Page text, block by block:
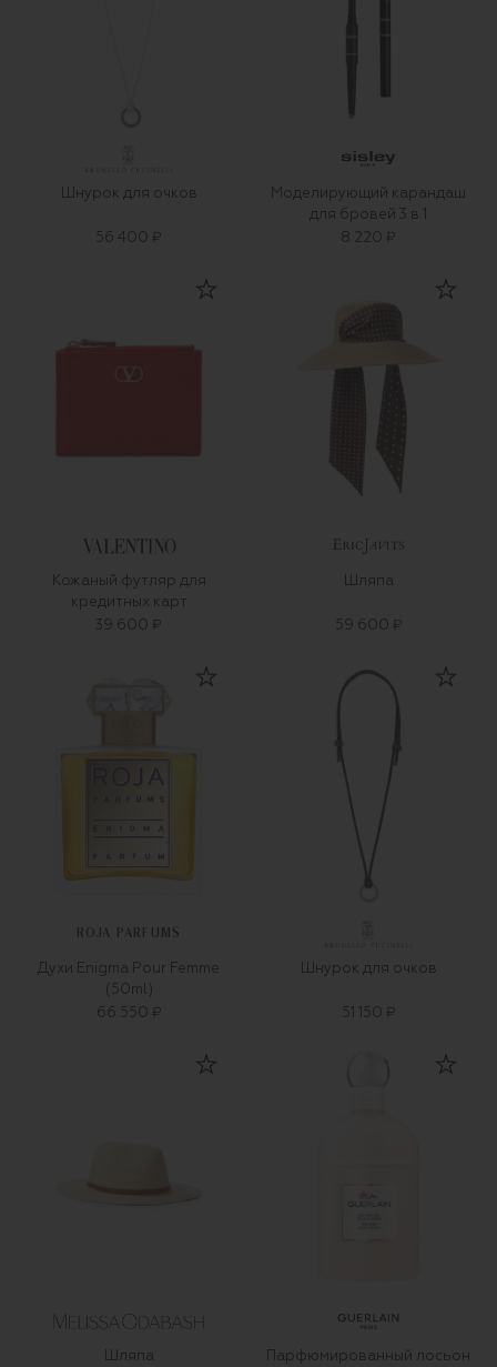
Шнурок для очков
56 400 ₽
Моделирующий карандаш
для бровей 3 в 1
8 220 ₽
Кожаный футляр для
кредитных карт
39 600 ₽
Шляпа
59 600 ₽
ROJA PARFUMS
Духи Enigma Pour Femme
(50ml)
66 550 ₽
Шнурок для очков
51 150 ₽
Шляпа
Парфюмированный лосьон